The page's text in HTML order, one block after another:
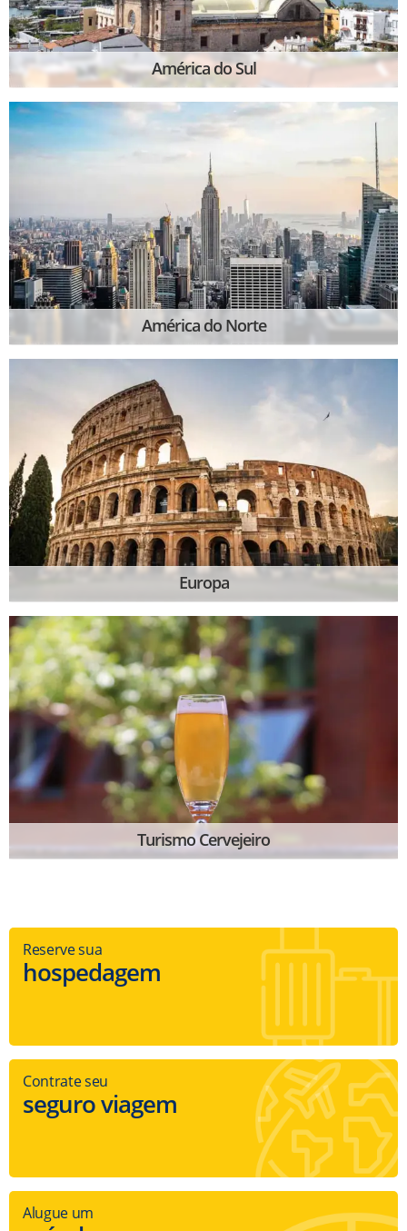
América do Sul
América do Norte
Europa
Turismo Cervejeiro
Reserve sua
hospedagem
Contrate seu
seguro viagem
Alugue um